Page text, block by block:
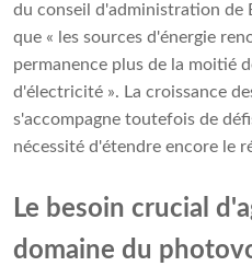
du conseil d'administration de
que « les sources d'énergie
permanence plus de la moitié
d'électricité ». La croissance
s'accompagne toutefois de
nécessité d'étendre encore le
Le besoin crucial
domaine du